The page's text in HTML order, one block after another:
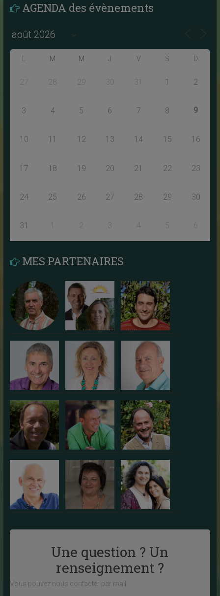
AGENDA des évènements
L M M J V S D
27 28 29 30 31 1 2
3 4 5 6 7 8 9
10 11 12 13 14 15 16
17 18 19 20 21 22 23
24 25 26 27 28 29 30
31 2 3 5 6
MES PARTENAIRES
Une question ? Un
renseignement ?
Vous pouvez nous contacter par mail :